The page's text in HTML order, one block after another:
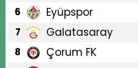
6 Eyüpspor
7 Galatasaray
8 Çorum FK